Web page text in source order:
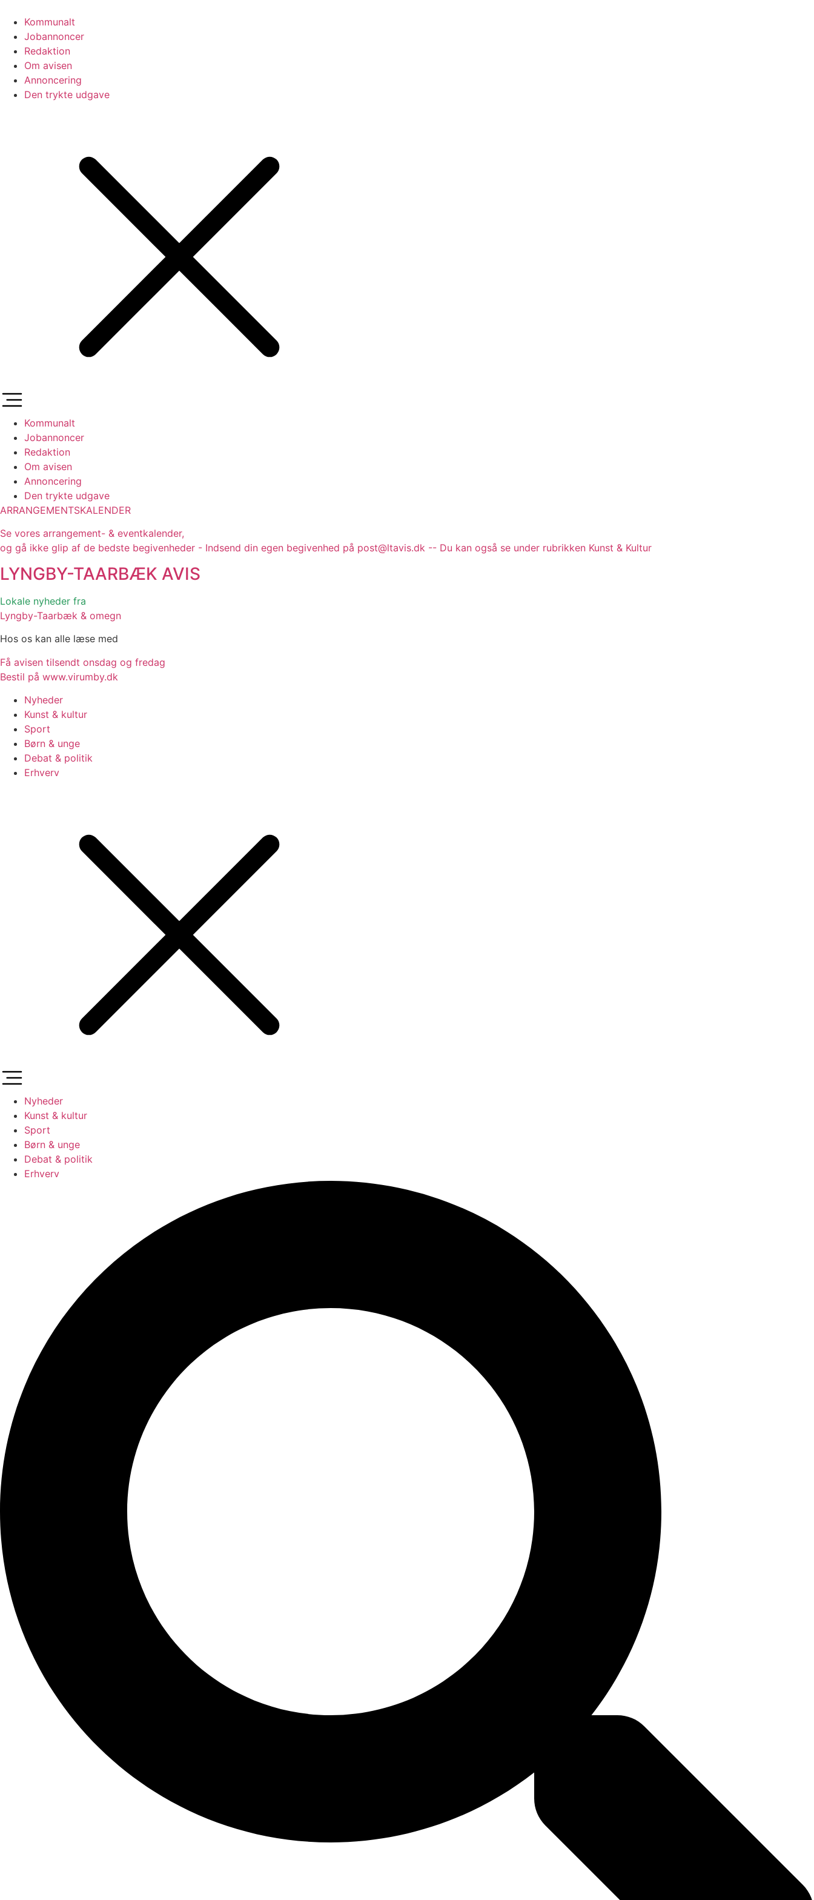
indhold
Kommunalt
Jobannoncer
Redaktion
Om avisen
Annoncering
Den trykte udgave
Kommunalt
Jobannoncer
Redaktion
Om avisen
Annoncering
Den trykte udgave
ARRANGEMENTSKALENDER
Se vores arrangement- & eventkalender,
og gå ikke glip af de bedste begivenheder - Indsend din egen begivenhed på post@ltavis.dk -- Du kan også se under rubrikken Kunst & Kultur
LYNGBY-TAARBÆK AVIS
Lokale nyheder fra
Lyngby-Taarbæk & omegn
Hos os kan alle læse med
Få avisen tilsendt onsdag og fredag
Bestil på www.virumby.dk
Nyheder
Kunst & kultur
Sport
Børn & unge
Debat & politik
Erhverv
Nyheder
Kunst & kultur
Sport
Børn & unge
Debat & politik
Erhverv